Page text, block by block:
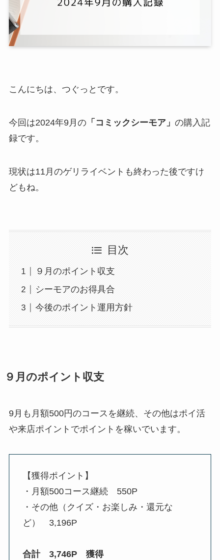
こんにちは、つぐっとです。
今回は2024年9月の「コミックシーモア」 の購入記
録です。
現状は11月のゲリライベントも終わった後ですけ
どもね。
目次
９月のポイント収支
シーモアのお得具合
今後のポイント運用方針
９月のポイント収支
9月も月額500円のコースを継続、その他はポイ活
や来店ポイントでポイントを稼いでいます。
【獲得ポイント】
・月額500コース継続 550P
・その他（クイズ・お楽しみ・還元な
ど） 3,196P
合計 3,746P 獲得